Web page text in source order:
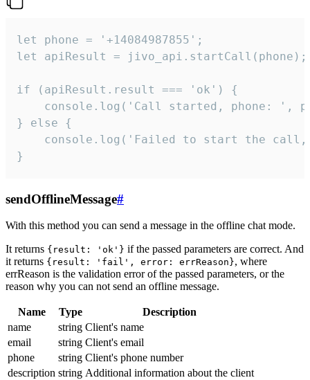
let phone = '+14084987855';
let apiResult = jivo_api.startCall(phone);
if (apiResult.result === 'ok') {
console.log('Call started, phone: ',
} else {
console.log('Failed to start the
}
sendOfflineMessage#
With this method you can send a message in the offline chat mode.
It returns {result: 'ok'} if the passed parameters are correct. And
it returns {result: 'fail', error: errReason}, where
errReason is the validation error of the passed parameters, or the
reason why you can not send an offline message.
Name Type
Description
name
string Client's name
email
string Client's email
phone
string Client's phone number
description string Additional information about the client